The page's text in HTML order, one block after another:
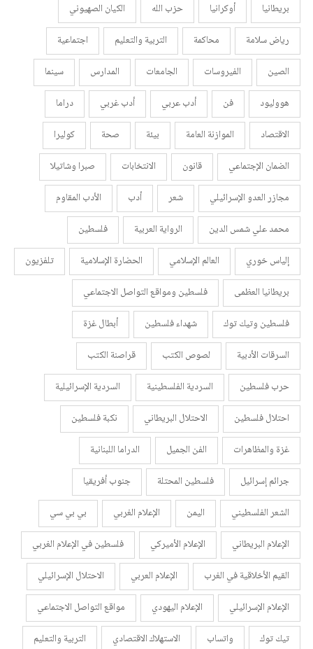
بريطانيا
أوكرانيا حزب الله
الكيان الصهيوني
رياض سلامة
محاكمة التربية والتعليم
اجتماعية
الصين
الفيروسات الجامعات المدارس
سينما
هووليود
فن أدب عربي أدب غربي
دراما
الاقتصاد
الموازنة العامة بيئة صحة
كوليرا
الضمان الإجتماعي
قانون الانتخابات
صبرا وشاتيلا
مجازر العدو الإسرائيلي
شعر أدب
الأدب المقاوم
محمد علي شمس الدين
الرواية العربية
فلسطين
إلياس خوري
العالم الإسلامي الحضارة الإسلامية
تلفزيون
بريطانيا العظمى
فلسطين ومواقع التواصل الاجتماعي
فلسطين وتيك توك
شهداء فلسطين
أبطال غزة
السرقات الأدبية
لصوص الكتب
قراصنة الكتب
حرب فلسطين
السردية الفلسطينية
السردية الإسرائيلية
احتلال فلسطين
الاحتلال البريطاني
نكبة فلسطين
غزة والمظاهرات
الفن الجميل
الدراما اللبنانية
جرائم إسرائيل
فلسطين المحتلة
جنوب أفريقيا
الشعر الفلسطيني
اليمن الإعلام الغربي
بي بي سي
الإعلام البريطاني
الإعلام الأميركي
فلسطين في الإعلام الغربي
القيم الأخلاقية في الغرب
الإعلام العربي
الاحتلال الإسرائيلي
الإعلام الإسرائيلي
الإعلام اليهودي
مواقع التواصل الاجتماعي
تيك توك
واتساب الاستهلاك الاقتصادي
التربية والتعليم